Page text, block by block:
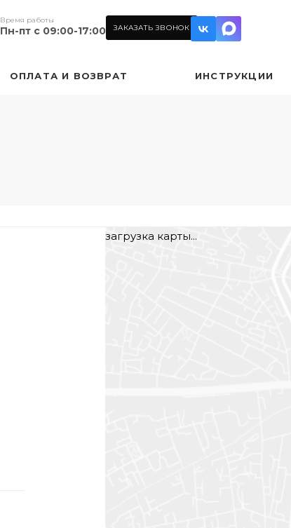
Время работы
Пн-пт с 09:00-17:00 ЗАКАЗАТЬ ЗВОНОК
ОПЛАТА И ВОЗВРАТ ИНСТРУКЦИИ
загрузка карты...